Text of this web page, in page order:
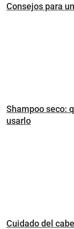
Consejos para
Shampoo seco:
usarlo
Cuidado del